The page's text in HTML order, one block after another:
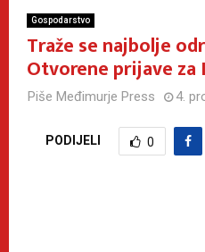
Gospodarstvo
Traže se najbolje
Otvorene prijave za
Piše Međimurje Press 4.
PODIJELI 0